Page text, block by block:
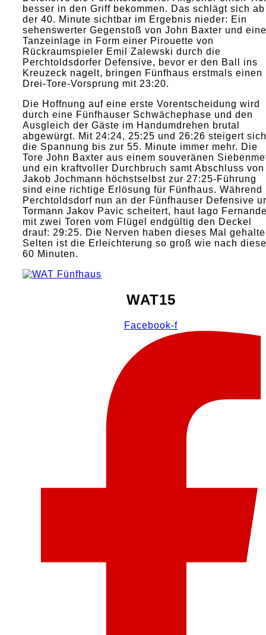
besser in den Griff bekommen. Das schlägt sich ab
der 40. Minute sichtbar im Ergebnis nieder: Ein
sehenswerter Gegenstoß von John Baxter und eine
Tanzeinlage in Form einer Pirouette von
Rückraumspieler Emil Zalewski durch die
Perchtoldsdorfer Defensive, bevor er den Ball ins
Kreuzeck nagelt, bringen Fünfhaus erstmals einen
Drei-Tore-Vorsprung mit 23:20.
Die Hoffnung auf eine erste Vorentscheidung wird
durch eine Fünfhauser Schwächephase und den
Ausgleich der Gäste im Handumdrehen brutal
abgewürgt. Mit 24:24, 25:25 und 26:26 steigert sich
die Spannung bis zur 55. Minute immer mehr. Die
Tore John Baxter aus einem souveränen
und ein kraftvoller Durchbruch samt Abschluss von
Jakob Jochmann höchstselbst zur 27:25-Führung
sind eine richtige Erlösung für Fünfhaus. Während
Perchtoldsdorf nun an der Fünfhauser Defensive
Tormann Jakov Pavic scheitert, haut Iago
mit zwei Toren vom Flügel endgültig den Deckel
drauf: 29:25. Die Nerven haben dieses Mal
Selten ist die Erleichterung so groß wie nach
60 Minuten.
WAT15
Facebook-f